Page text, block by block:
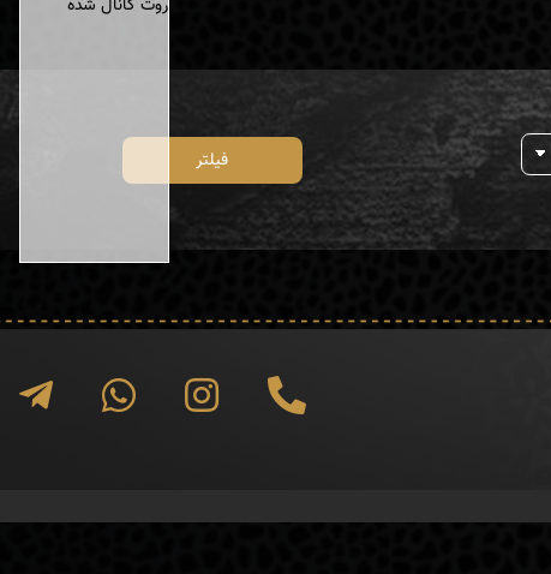
فیلتر